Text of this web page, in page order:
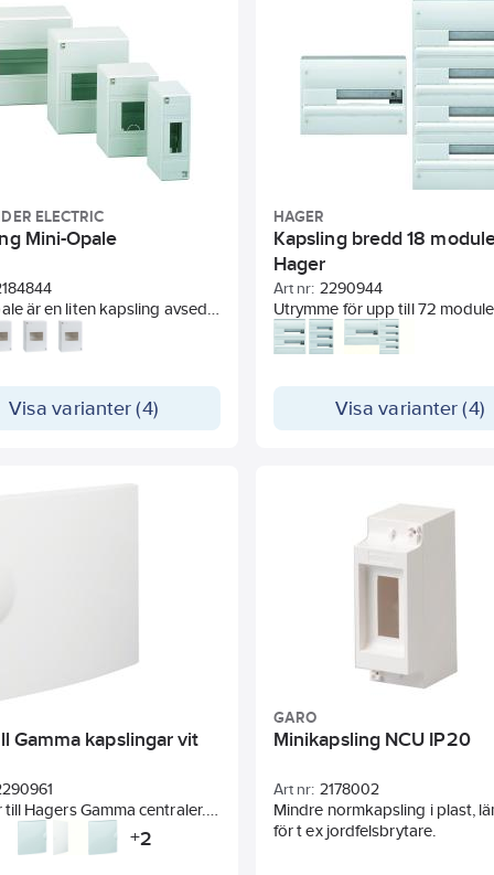
teknik. Gamma kapslingen
bredder, 13 eller 18 moduler, 1-
ELECTRIC
Mini-Opale
är en liten kapsling avsedd
av normprodukt.
Visa varianter (4)
HAGER
Kapsling bredd 18
Hager
Art nr: 2290944
Utrymme för upp till 72
av vit polystyrol plast RAL 9010.
Kapslingen är försedd med noll
ledningsdragning med DIN-
Visa varianter (4)
Gamma kapslingar vit
Hagers Gamma centraler.
komplett med gångjärn.
vänsterhängs tillsammans
+2
GARO
Minikapsling NCU IP20
Art nr: 2178002
Mindre normkapsling i plast,
för t ex jordfelsbrytare.